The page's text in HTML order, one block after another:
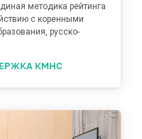
методика рейтинга
с коренными
русско-
КМНС